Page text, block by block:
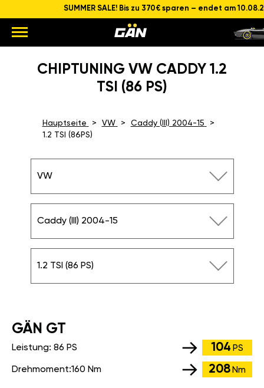
SUMMER SALE! Bis zu 370€ sparen – endet am
CHIPTUNING VW CADDY 1.2
TSI (86 PS)
Hauptseite VW
Caddy (III) 2004-15
1.2 TSI (86PS)
VW
Caddy (III) 2004-15
1.2 TSI (86 PS)
GÄN GT
Leistung: 86 PS 104 PS
Drehmoment:160 Nm 208 Nm